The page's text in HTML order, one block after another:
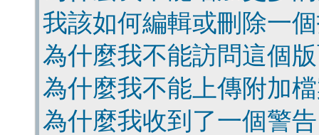
我該如何編輯或刪除一
為什麼我不能訪問這個
為什麼我不能上傳附加
為什麼我收到了一個警